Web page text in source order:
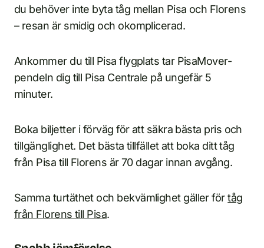
du behöver inte byta tåg mellan Pisa och Florens
– resan är smidig och okomplicerad.
Ankommer du till Pisa flygplats tar PisaMover-
pendeln dig till Pisa Centrale på ungefär 5
minuter.
Boka biljetter i förväg för att säkra bästa pris och
tillgänglighet. Det bästa tillfället att boka ditt tåg
från Pisa till Florens är 70 dagar innan avgång.
Samma turtäthet och bekvämlighet gäller förtåg
från Florens till Pisa.